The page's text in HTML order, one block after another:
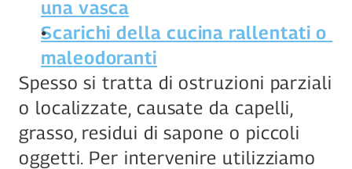
una vasca
Scarichi della cucina rallentati o
maleodoranti
Spesso si tratta di ostruzioni parziali
o localizzate, causate da capelli,
grasso, residui di sapone o piccoli
oggetti. Per intervenire utilizziamo